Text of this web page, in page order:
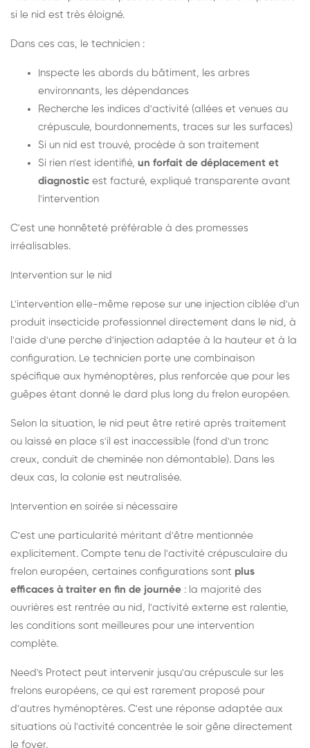
si le nid est très éloigné.
Dans ces cas, le technicien :
Inspecte les abords du bâtiment, les arbres
environnants, les dépendances
Recherche les indices d'activité (allées et venues au
crépuscule, bourdonnements, traces sur les surfaces)
Si un nid est trouvé, procède à son traitement
Si rien n'est identifié, un forfait de déplacement et
diagnostic est facturé, expliqué transparente avant
l'intervention
C'est une honnêteté préférable à des promesses
irréalisables.
Intervention sur le nid
L'intervention elle-même repose sur une injection ciblée d'un
produit insecticide professionnel directement dans le nid, à
l'aide d'une perche d'injection adaptée à la hauteur et à la
configuration. Le technicien porte une combinaison
spécifique aux hyménoptères, plus renforcée que pour les
guêpes étant donné le dard plus long du frelon européen.
Selon la situation, le nid peut être retiré après traitement
ou laissé en place s'il est inaccessible (fond d'un tronc
creux, conduit de cheminée non démontable). Dans les
deux cas, la colonie est neutralisée.
Intervention en soirée si nécessaire
C'est une particularité méritant d'être mentionnée
explicitement. Compte tenu de l'activité crépusculaire du
frelon européen, certaines configurations sont plus
efficaces à traiter en fin de journée : la majorité des
ouvrières est rentrée au nid, l'activité externe est ralentie,
les conditions sont meilleures pour une intervention
complète.
Need's Protect peut intervenir jusqu'au crépuscule sur les
frelons européens, ce qui est rarement proposé pour
d'autres hyménoptères. C'est une réponse adaptée aux
situations où l'activité concentrée le soir gêne directement
le foyer.